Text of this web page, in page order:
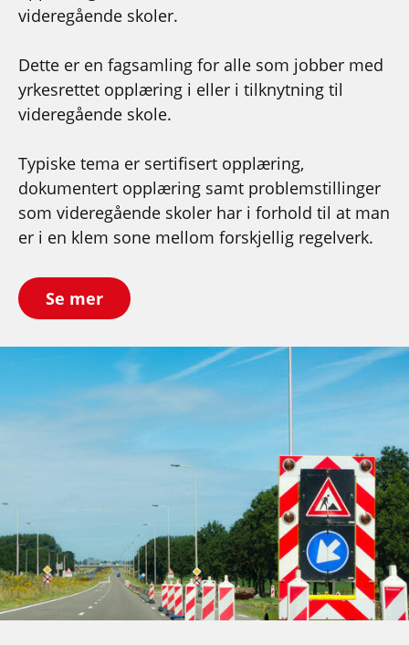
videregående skoler.
Dette er en fagsamling for alle som jobber med
yrkesrettet opplæring i eller i tilknytning til
videregående skole.
Typiske tema er sertifisert opplæring,
dokumentert opplæring samt problemstillinger
som videregående skoler har i forhold til at man
er i en klem sone mellom forskjellig regelverk.
Se mer